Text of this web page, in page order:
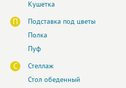
Кушетка
П
Подставка под цветы
Полка
Пуф
С
Стеллаж
Стол обеденный